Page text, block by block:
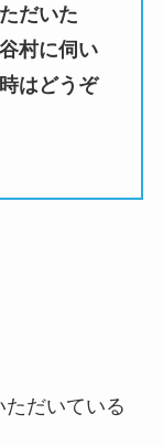
だいた
村に伺い
はどうぞ
だいている